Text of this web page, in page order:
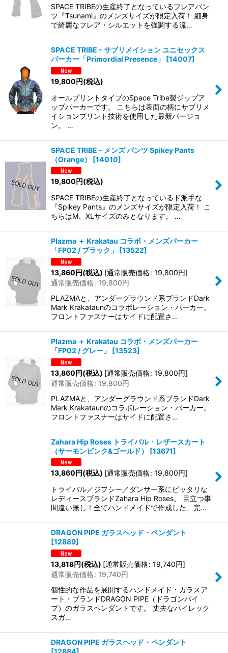
SPACE TRIBEの生産終了となっているフレアパン
ツ『Tsunami』のメンズサイズが限定入荷！ 細身
で綺麗なフレア・シルエットを強調する流…
SPACE TRIBE - サブリメイション ユニセックス
パーカー「Primordial Presence」
[14007]
19,800円(税込)
オールプリントタイプのSpace Tribe製ジップア
ップパーカーです。 こちらは表面の柄にサブリメ
イションプリント技術を使用した最新バージョ
ン。 …
SPACE TRIBE - メンズ パンツ Spikey Pants
（Orange）
[14010]
19,800円(税込)
SPACE TRIBEの生産終了となっているド派手な
『Spikey Pants』のメンズサイズが限定入荷！ こ
ちらはM、XLサイズのみとなります。 …
Plazma ＋ Krakatau コラボ・メンズパーカー
「FP02 / ブラック」
[13522]
13,860円(税込) [通常販売価格: 19,800円]
通常販売価格: 19,800円
PLAZMAと、アンダーグラウンド系ブランドDark
Mark Krakataunのコラボレーション・パーカー。
フロントファスナーはサイドに配置さ…
Plazma ＋ Krakatau コラボ・メンズパーカー
「FP02 / グレー」
[13523]
13,860円(税込) [通常販売価格: 19,800円]
通常販売価格: 19,800円
PLAZMAと、アンダーグラウンド系ブランドDark
Mark Krakataunのコラボレーション・パーカー。
フロントファスナーはサイドに配置さ…
Zahara Hip Roses トライバル・レザースカート
（サーモンピンク&ゴールド）
[13671]
13,860円(税込) [通常販売価格: 19,800円]
トライバル／ジプシー／ダンサー系にピッタリな
レディースブランドZahara Hip Roses。 目立つ事
間違い無し！全てハンドメイドで作成した、完…
DRAGON PIPE ガラスヘッド・ペンダント
[12889]
13,818円(税込) [通常販売価格: 19,740円]
通常販売価格: 19,740円
個性的な作品を展開するハンドメイド・ガラスア
ート・ブランドDRAGON PIPE（ドラゴンパイ
プ）のガラスペンダントです。 丈夫なパイレック
スガ…
DRAGON PIPE ガラスヘッド・ペンダント
[12884]